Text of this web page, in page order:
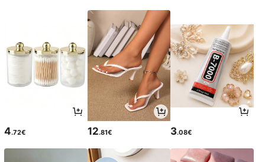
4.72€ 12.81€ 3.08€